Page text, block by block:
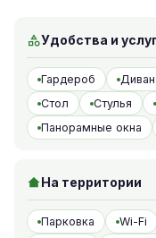
Удобства и
Гардероб Диван
Стол
Стулья
Панорамные окна
На территории
Парковка Wi-Fi